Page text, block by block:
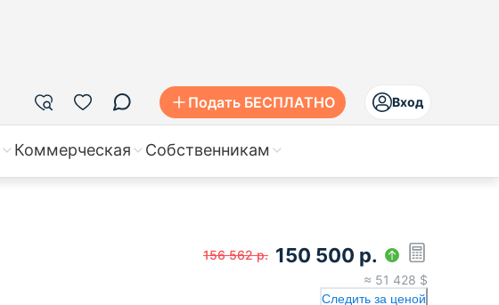
Подать БЕСПЛАТНО Вход
Коммерческая Собственникам
156 562 р. 150 500 р.
≈ 51 428 $
Следить за ценой